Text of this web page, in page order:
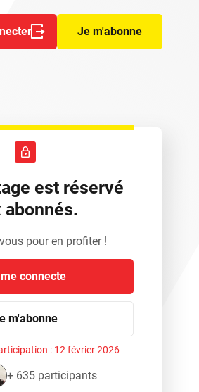
Je m'abonne
est réservé
abonnés.
pour en profiter !
connecte
m'abonne
: 12 février 2026
+ 635 participants